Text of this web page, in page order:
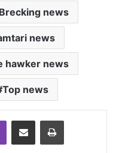
news
news
hawker news
Top news
Viber Share via Email Print